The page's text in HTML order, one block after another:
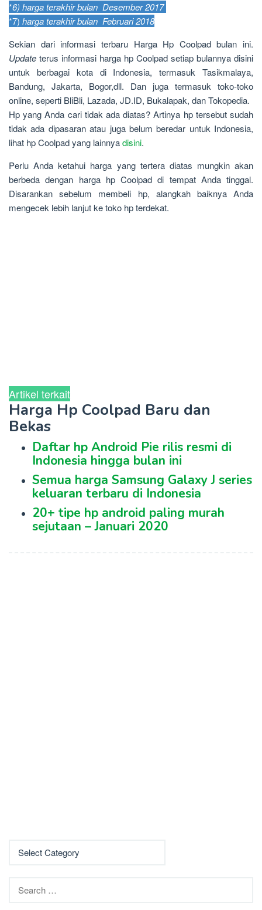
*6) harga terakhir bulan Desember 2017
*7) harga terakhir bulan Februari 2018
Sekian dari informasi terbaru Harga Hp Coolpad bulan ini.
Update terus informasi harga hp Coolpad setiap bulannya disini
untuk berbagai kota di Indonesia, termasuk Tasikmalaya,
Bandung, Jakarta, Bogor,dll. Dan juga termasuk toko-toko
online, seperti BliBli, Lazada, JD.ID, Bukalapak, dan Tokopedia.
Hp yang Anda cari tidak ada diatas? Artinya hp tersebut sudah
tidak ada dipasaran atau juga belum beredar untuk Indonesia,
lihat hp Coolpad yang lainnyadisini.
Perlu Anda ketahui harga yang tertera diatas mungkin akan
berbeda dengan harga hp Coolpad di tempat Anda tinggal.
Disarankan sebelum membeli hp, alangkah baiknya Anda
mengecek lebih lanjut ke toko hp terdekat.
Artikel terkait
Harga Hp Coolpad Baru dan
Bekas
Daftar hp Android Pie rilis resmi di
Indonesia hingga bulan ini
Semua harga Samsung Galaxy J series
keluaran terbaru di Indonesia
20+ tipe hp android paling murah
sejutaan – Januari 2020
for: